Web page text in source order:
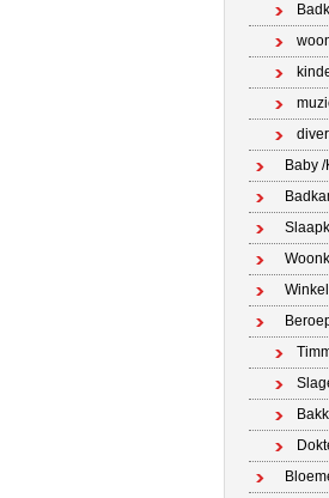
Baby
Winkel